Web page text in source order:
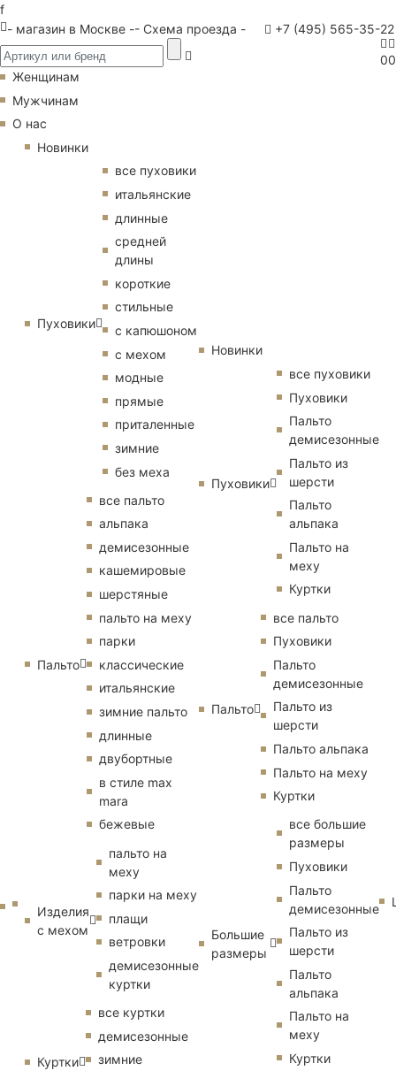
f
- магазин в Москве -- Схема проезда - +7 (495) 565-35-22
00
Женщинам
Мужчинам
О нас
Новинки
Пуховики
все пуховики
итальянские
длинные
средней
длины
короткие
стильные
с капюшоном
с мехом
модные
прямые
приталенные
зимние
без меха
Пальто
все пальто
альпака
демисезонные
кашемировые
шерстяные
пальто на меху
парки
классические
итальянские
зимние пальто
длинные
двубортные
в стиле max
mara
бежевые
Изделия
с мехом
пальто на
меху
парки на меху
плащи
ветровки
демисезонные
куртки
Куртки
все куртки
демисезонные
зимние
Новинки
Пуховики
все пуховики
Пуховики
Пальто
демисезонные
Пальто из
шерсти
Пальто
альпака
Пальто на
меху
Куртки
Пальто
все пальто
Пуховики
Пальто
демисезонные
Пальто из
шерсти
Пальто альпака
Пальто на меху
Куртки
Большие
размеры
все большие
размеры
Пуховики
Пальто
демисезонные
Пальто из
шерсти
Пальто
альпака
Пальто на
меху
Куртки